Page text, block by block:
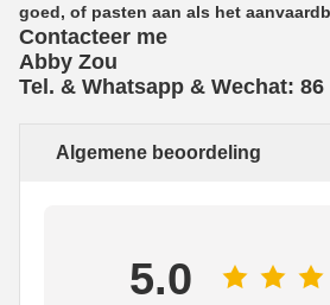
goed, of pasten aan als het
Contacteer me
Abby Zou
Tel. & Whatsapp & Wechat: 86
Algemene beoordeling
5.0